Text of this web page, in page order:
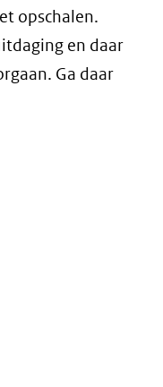
opschalen.
en daar
Ga daar